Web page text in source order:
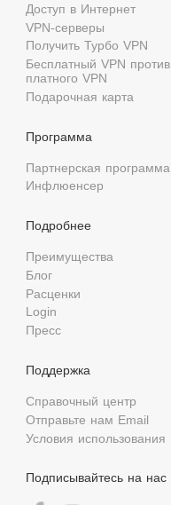
Доступ в Интернет
VPN-серверы
Получить Турбо VPN
Бесплатный VPN против
платного VPN
Подарочная карта
Программа
Партнерская программа
Инфлюенсер
Подробнее
Преимущества
Блог
Расценки
Login
Пресс
Поддержка
Справочный центр
Отправьте нам Email
Условия использования
Подписывайтесь на нас